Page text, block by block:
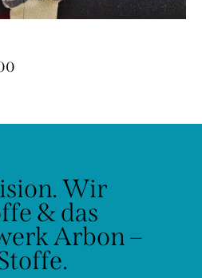
Wir
& das
Arbon –